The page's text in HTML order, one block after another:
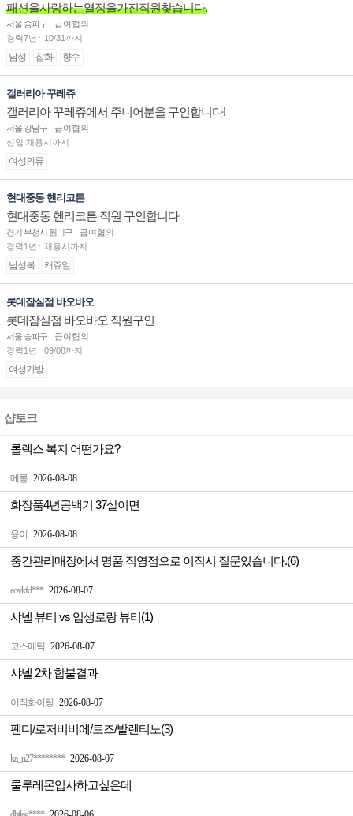
패션을사랑하는열정을가진직원찾습니다.
서울 송파구
급여협의
경력7년↑ 10/31까지
남성 잡화 향수
갤러리아 꾸레쥬
갤러리아 꾸레쥬에서 주니어분을 구인합니다!
서울 강남구
급여협의
신입 채용시까지
여성의류
현대중동 헨리코튼
현대중동 헨리코튼 직원 구인합니다
경기 부천시 원미구
급여협의
경력1년↑ 채용시까지
남성복 캐쥬얼
롯데잠실점 바오바오
롯데잠실점 바오바오 직원구인
서울 송파구
급여협의
경력1년↑ 09/08까지
여성가방
샵토크
메롱 2026-08-08
롤렉스 복지 어떤가요?
융이 2026-08-08
화장품4년공백기 37살이면
eovkfd*** 2026-08-07
중간관리매장에서 명품 직영점으로 이직시 질문있습니다.(6)
코스메틱 2026-08-07
샤넬 뷰티 vs 입생로랑 뷰티(1)
이직화이팅 2026-08-07
샤넬 2차 합불결과
ka_n27******** 2026-08-07
펜디/로저비비에/토즈/발렌티노(3)
룰루레몬입사하고싶은데